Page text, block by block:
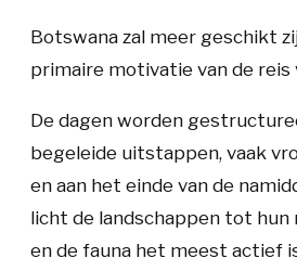
Botswana zal meer geschikt
primaire motivatie van de reis
De dagen worden
begeleide uitstappen, vaak
en aan het einde van de
licht de landschappen tot
en de fauna het meest actief